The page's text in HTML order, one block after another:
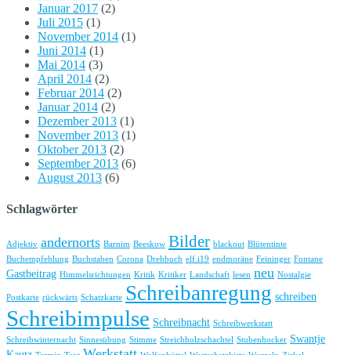
Januar 2017 (2)
Juli 2015 (1)
November 2014 (1)
Juni 2014 (1)
Mai 2014 (3)
April 2014 (2)
Februar 2014 (2)
Januar 2014 (2)
Dezember 2013 (1)
November 2013 (1)
Oktober 2013 (2)
September 2013 (6)
August 2013 (6)
Schlagwörter
Adjektiv andernorts Barnim Beeskow Bilder blackout Blütentinte
Buchempfehlung Buchstaben Corona Drehbuch elf.i19 endmoräne Feininger Fontane
Gastbeitrag Himmelsrichtungen Kritik Kritiker Landschaft lesen neu Nostalgie
Postkarte rückwärts Schatzkarte Schreibanregung schreiben
Schreibimpulse Schreibnacht Schreibwerkstatt
Schreibwinternacht Sinnesübung Stimme Streichholzschachtel Stubenhocker Swantje